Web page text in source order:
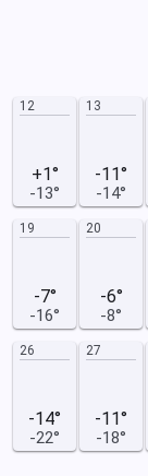
12
+1°
-13°
13
-11°
-14°
19
-7°
-16°
20
-6°
-8°
26
-14°
-22°
27
-11°
-18°